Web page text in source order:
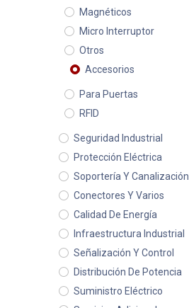
Magnéticos
Micro Interruptor
Otros
Accesorios
Para Puertas
RFID
Seguridad Industrial
Protección Eléctrica
Soportería Y Canalización
Conectores Y Varios
Calidad De Energía
Infraestructura Industrial
Señalización Y Control
Distribución De Potencia
Suministro Eléctrico